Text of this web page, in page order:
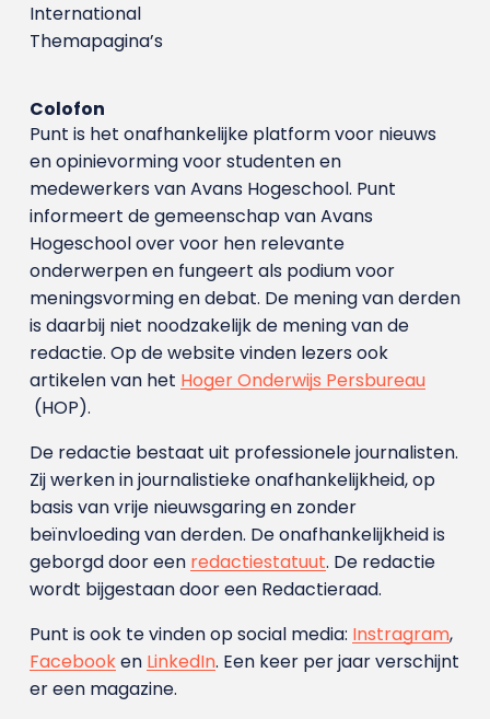
International
Themapagina’s
Colofon
Punt is het onafhankelijke platform voor nieuws
en opinievorming voor studenten en
medewerkers van Avans Hoge­school. Punt
informeert de gemeenschap van Avans
Hogeschool over voor hen relevante
onderwerpen en fungeert als podium voor
meningsvorming en debat. De mening van derden
is daarbij niet noodzakelijk de mening van de
redactie. Op de website vinden lezers ook
artikelen van het Hoger Onderwijs Persbureau
(HOP).
De redactie bestaat uit professionele journalisten.
Zij werken in journalistieke onafhankelijkheid, op
basis van vrije nieuwsgaring en zonder
beïnvloeding van derden. De onafhankelijkheid is
geborgd door een redactiestatuut. De redactie
wordt bijgestaan door een Redactieraad.
Punt is ook te vinden op social media: Instragram,
Facebooken LinkedIn. Een keer per jaar verschijnt
er een magazine.